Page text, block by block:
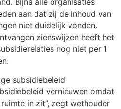
Bijna alle organisaties
aan dat zij de inhoud van
niet duidelijk vonden.
zienswijzen heeft het
nog niet per 1
subsidiebeleid
vernieuwen omdat
in zit”, zegt wethouder